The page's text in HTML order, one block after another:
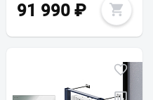
91 990 ₽